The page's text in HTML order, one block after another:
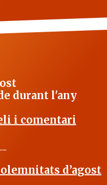
durant l'any
i comentari
d’agost